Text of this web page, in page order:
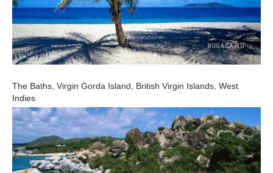
The Baths, Virgin Gorda Island, British Virgin Islands, West
Indies